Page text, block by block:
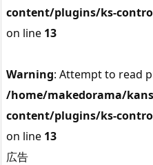
content/plugins/ks-
on line 13
Warning: Attempt to read
/home/makedorama/
content/plugins/ks-
on line 13
広告